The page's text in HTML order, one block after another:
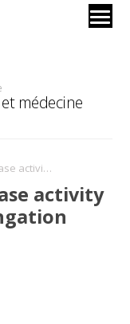
médecine
Regulation of the GTPase activity of the translation elongation factor G
activity